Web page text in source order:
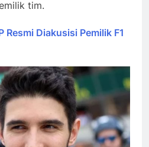
tim.
Resmi Diakusisi Pemilik F1